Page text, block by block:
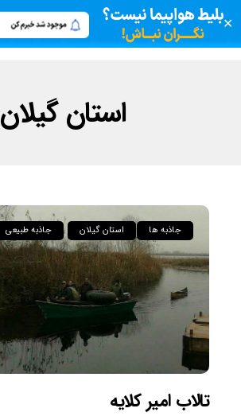
✕
استان گیلان
جاذبه ها استان گیلان جاذبه طبیعی
تالاب امیر کلایه